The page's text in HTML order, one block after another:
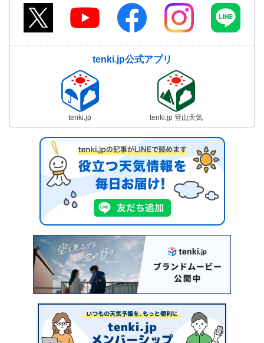
tenki.jp公式アプリ
tenki.jp tenki.jp 登山天気